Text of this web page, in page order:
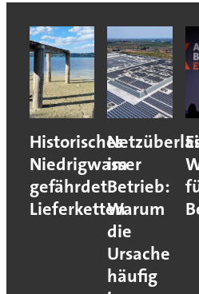
Historisches
Niedrigwasser
gefährdet
Lieferketten
im
Betrieb:
Warum
die
Ursache
häufig